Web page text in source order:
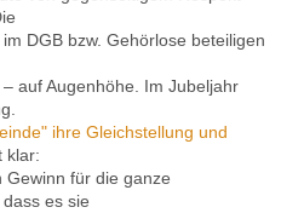
DGB bzw. Gehörlose beteiligen
auf Augenhöhe. Im Jubeljahr
ihre Gleichstellung und
klar:
für die ganze
es sie